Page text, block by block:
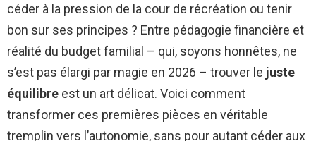
céder à la pression de la cour de récréation ou tenir
bon sur ses principes ? Entre pédagogie financière et
réalité du budget familial – qui, soyons honnêtes, ne
s’est pas élargi par magie en 2026 – trouver le juste
équilibre est un art délicat. Voici comment
transformer ces premières pièces en véritable
tremplin vers l’autonomie, sans pour autant céder aux